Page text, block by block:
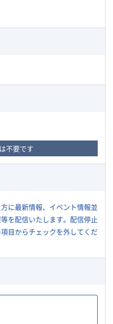
不要です
に最新情報、イベント情報並
を配信いたします。配信停止
目からチェックを外してくだ